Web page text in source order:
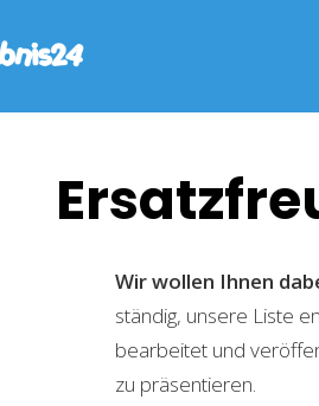
Wir wollen Ihnen
ständig, unsere Liste
bearbeitet und
zu präsentieren.